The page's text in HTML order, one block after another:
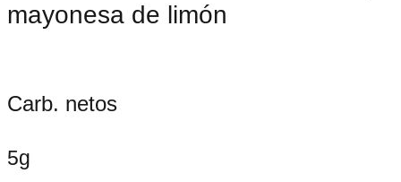
mayonesa de limón
Carb. netos
5g